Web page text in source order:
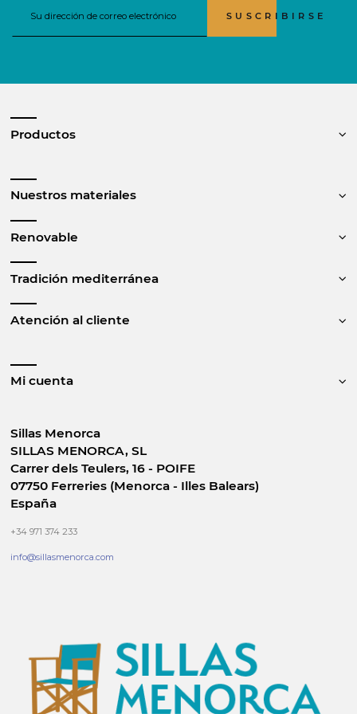
SUSCRIBIRSE
Productos
Nuestros materiales
Renovable
Tradición mediterránea
Atención al cliente
Mi cuenta
Sillas Menorca
SILLAS MENORCA, SL
Carrer dels Teulers, 16 - POIFE
07750 Ferreries (Menorca - Illes Balears)
España
+34 971 374 233
info@sillasmenorca.com